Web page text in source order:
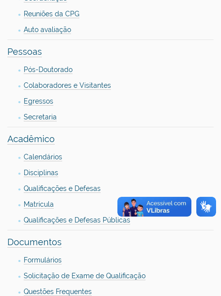
Reuniões da CPG
Auto avaliação
Pessoas
Pós-Doutorado
Colaboradores e Visitantes
Egressos
Secretaria
Acadêmico
Calendários
Disciplinas
Qualificações e Defesas
Matrícula
Qualificações e Defesas Públicas
Documentos
Formulários
Solicitação de Exame de Qualificação
Questões Frequentes